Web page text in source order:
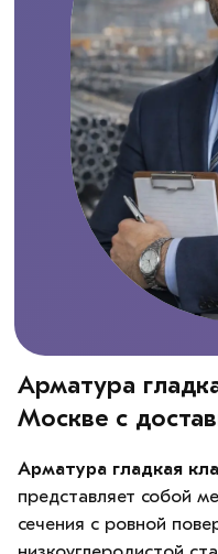
Арматура
Москве с
Арматура гладкая
представляет собой
сечения с ровной